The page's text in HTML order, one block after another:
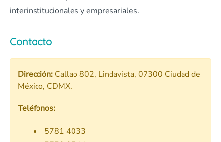
interinstitucionales y empresariales.
Contacto
Dirección: Callao 802, Lindavista, 07300 Ciudad de
México, CDMX.
Teléfonos:
5781 4033